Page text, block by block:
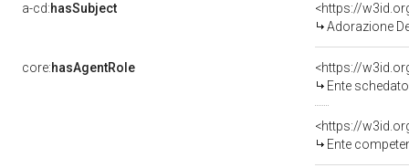
a-cd:hasSubject
<https://
Adorazione
core:hasAgentRole
<https://
Ente
<https://
Ente competente per tutela